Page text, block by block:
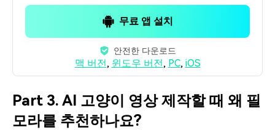
무료 앱 설치
안전한 다운로드
맥 버전, 윈도우 버전, PC, iOS
Part 3. AI 고양이 영상 제작할 때 왜 필
모라를 추천하나요?